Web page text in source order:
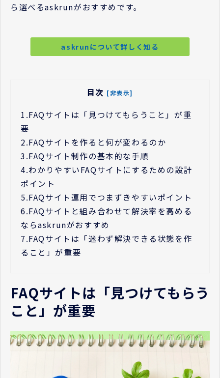
ら選べるaskrunがおすすめです。
askrunについて詳しく知る
目次 [非表示]
1.FAQサイトは「見つけてもらうこと」が重
要
2.FAQサイトを作ると何が変わるのか
3.FAQサイト制作の基本的な手順
4.わかりやすいFAQサイトにするための設計
ポイント
5.FAQサイト運用でつまずきやすいポイント
6.FAQサイトと組み合わせて解決率を高める
ならaskrunがおすすめ
7.FAQサイトは「迷わず解決できる状態を作
ること」が重要
FAQサイトは「見つけてもらう
こと」が重要